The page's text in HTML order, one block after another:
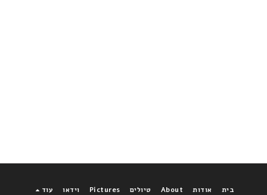
בית אודות About טיולים Pictures וידאו עוד